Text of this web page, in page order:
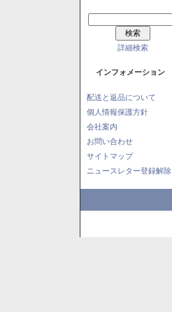
詳細検索
インフォメーション
配送と返品について
個人情報保護方針
会社案内
お問い合わせ
サイトマップ
ニュースレター登録解除